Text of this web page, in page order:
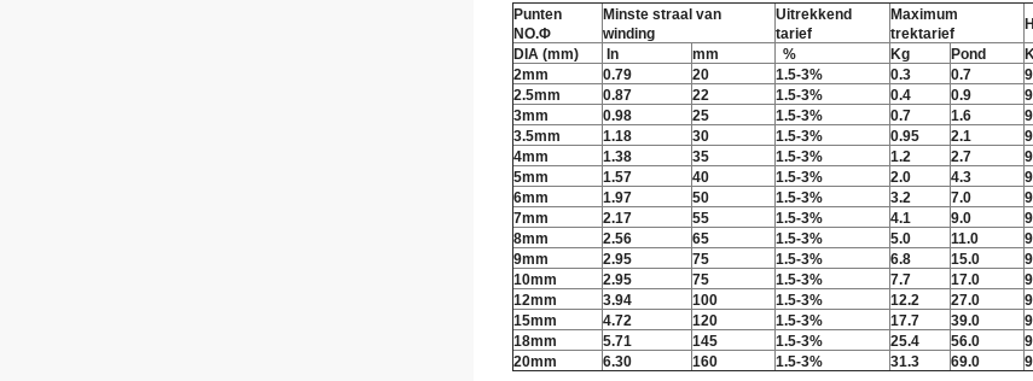
Punten
NO.Φ
Minste straal van
winding
Uitrekkend
tarief
Maximum
trektarief
DIA (mm)
In mm % Kg Pond
2mm
0.79 20 1.5-3% 0.3 0.7
2.5mm
0.87 22 1.5-3% 0.4 0.9
3mm
0.98 25 1.5-3% 0.7 1.6
3.5mm
1.18 30 1.5-3% 0.95 2.1
4mm
1.38 35 1.5-3% 1.2 2.7
5mm
1.57 40 1.5-3% 2.0 4.3
6mm
1.97 50 1.5-3% 3.2 7.0
7mm
2.17 55 1.5-3% 4.1 9.0
8mm
2.56 65 1.5-3% 5.0 11.0
9mm
2.95 75 1.5-3% 6.8 15.0
10mm
2.95 75 1.5-3% 7.7 17.0
12mm
3.94 100 1.5-3% 12.2 27.0
15mm
4.72 120 1.5-3% 17.7 39.0
18mm
5.71 145 1.5-3% 25.4 56.0
20mm
6.30 160 1.5-3% 31.3 69.0